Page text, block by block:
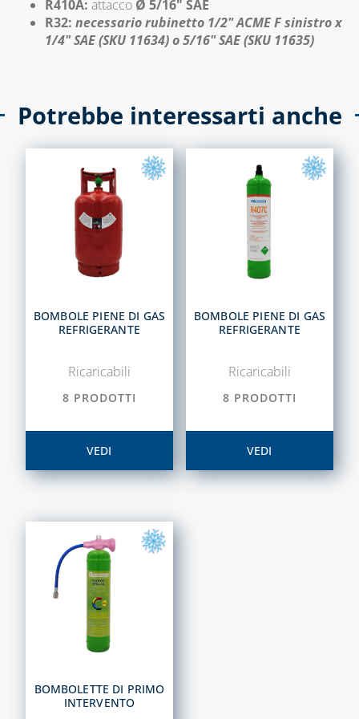
TECNOGIUNTI
CAPITOLO 06
ACQUA
ADDOLCITORI,
MISURATORI TDS,
DUREZZA E P8
BLUE KIT LINEA
TECNOBLUE
NEUTRALIZZANTI
E POMPE DI
COLLETTORI
ACQUA
DEFANGATORI
MAGNETICI
POLIFOSFATI
FILTRI E
CARTUCCE
FILTRANTI
KIT FLESSIBILI
ESTENSIBILI PER
ALLACCIAMENTO
LIQUIDI
R410A: attacco Ø 5/16" SAE
R32: necessario rubinetto 1/2" ACME F sinistro x
1/4" SAE (SKU 11634) o 5/16" SAE (SKU 11635)
Potrebbe interessarti anche
BOMBOLE PIENE DI GAS
REFRIGERANTE
Ricaricabili
8 PRODOTTI
VEDI
BOMBOLE PIENE DI GAS
REFRIGERANTE
Ricaricabili
8 PRODOTTI
VEDI
BOMBOLETTE DI PRIMO
INTERVENTO